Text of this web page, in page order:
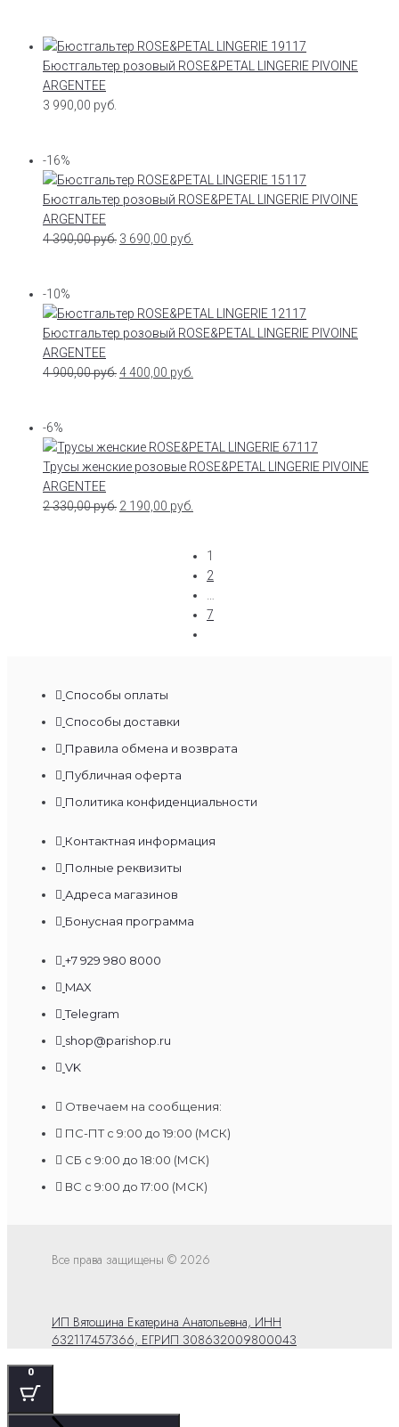
Бюстгальтер розовый ROSE&PETAL LINGERIE PIVOINE
ARGENTEE
3 990,00 руб.
-16%
Бюстгальтер розовый ROSE&PETAL LINGERIE PIVOINE
ARGENTEE
4 390,00руб. 3 690,00 руб.
-10%
Бюстгальтер розовый ROSE&PETAL LINGERIE PIVOINE
ARGENTEE
4 900,00руб.4 400,00 руб.
-6%
Трусы женские розовые ROSE&PETAL LINGERIE PIVOINE
ARGENTEE
2 330,00руб. 2 190,00 руб.
1
2
7
Способы оплаты
Способы доставки
Правила обмена и возврата
Публичная оферта
Политика конфиденциальности
Контактная информация
Полные реквизиты
Адреса магазинов
Бонусная программа
+7 929 980 8000
MAX
Telegram
shop@parishop.ru
VK
Отвечаем на сообщения:
ПС-ПТ с 9:00 до 19:00 (МСК)
СБ с 9:00 до 18:00 (МСК)
ВС с 9:00 до 17:00 (МСК)
Все права защищены © 2026
ИП Вятошина Екатерина Анатольевна, ИНН
632117457366, ЕГРИП 308632009800043
0